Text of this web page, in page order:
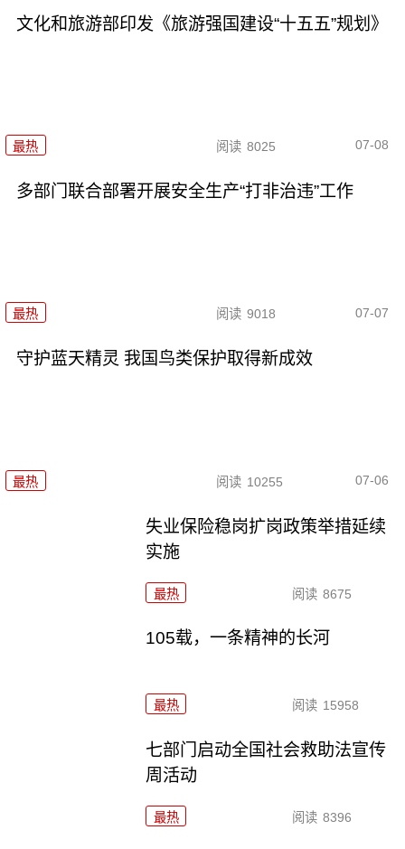
文化和旅游部印发《旅游强国建设“十五五”规划》
最热 阅读 8025 07-08
多部门联合部署开展安全生产“打非治违”工作
最热 阅读 9018 07-07
守护蓝天精灵 我国鸟类保护取得新成效
最热 阅读 10255 07-06
失业保险稳岗扩岗政策举措延续
实施
最热 阅读 8675
105载，一条精神的长河
最热 阅读 15958
七部门启动全国社会救助法宣传
周活动
最热 阅读 8396